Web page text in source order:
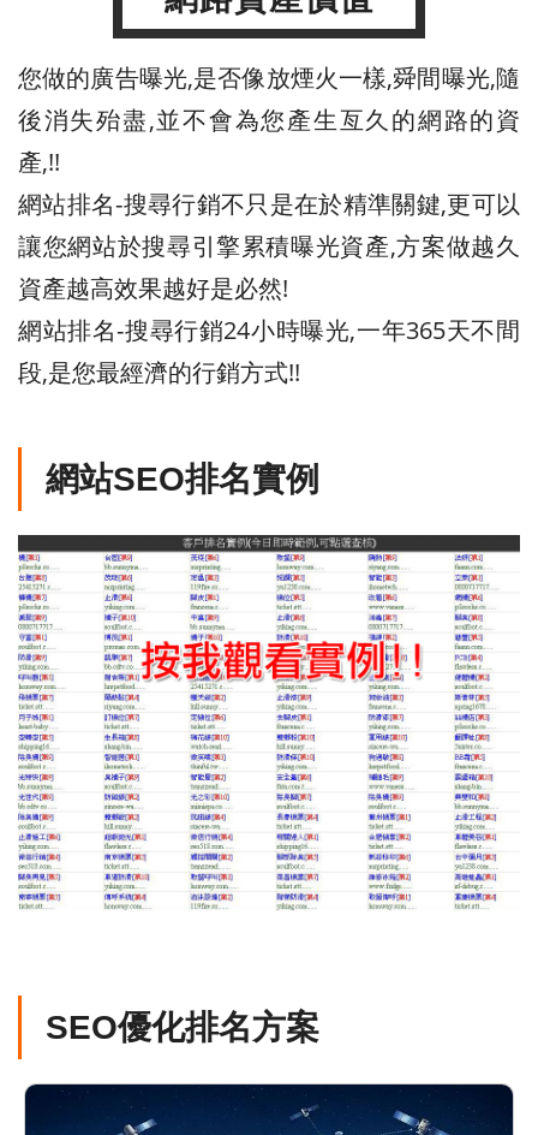
您做的廣告曝光,是否像放煙火一樣,舜間曝光,隨
後消失殆盡,並不會為您產生亙久的網路的資
產,!!
網站排名-搜尋行銷不只是在於精準關鍵,更可以
讓您網站於搜尋引擎累積曝光資產,方案做越久
資產越高效果越好是必然!
網站排名-搜尋行銷24小時曝光,一年365天不間
段,是您最經濟的行銷方式!!
網站SEO排名實例
SEO優化排名方案